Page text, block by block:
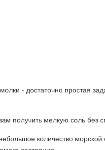
- достаточно простая
получить мелкую соль без
количество